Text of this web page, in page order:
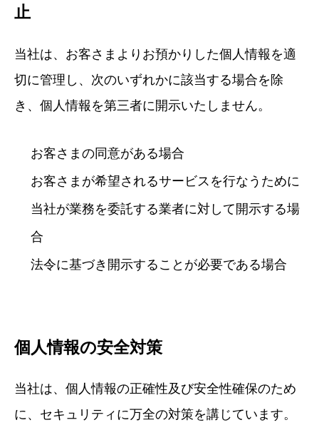
止
当社は、お客さまよりお預かりした個人情報を適
切に管理し、次のいずれかに該当する場合を除
き、個人情報を第三者に開示いたしません。
お客さまの同意がある場合
お客さまが希望されるサービスを行なうために
当社が業務を委託する業者に対して開示する場
合
法令に基づき開示することが必要である場合
個人情報の安全対策
当社は、個人情報の正確性及び安全性確保のため
に、セキュリティに万全の対策を講じています。